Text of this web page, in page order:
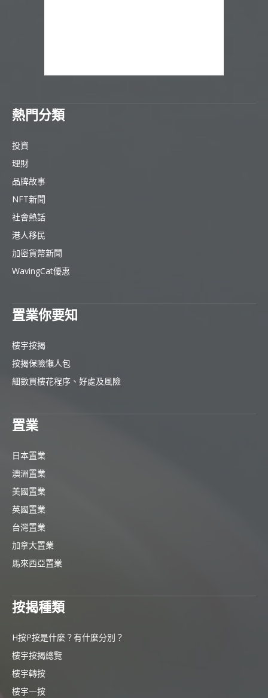
熱門分類
投資
理財
品牌故事
NFT新聞
社會熱話
港人移民
加密貨幣新聞
WavingCat優惠
置業你要知
樓宇按揭
按揭保險懶人包
細數買樓花程序、好處及風險
置業
日本置業
澳洲置業
美國置業
英國置業
台灣置業
加拿大置業
馬來西亞置業
按揭種類
H按P按是什麼？有什麼分別？
樓宇按揭總覽
樓宇轉按
樓宇一按